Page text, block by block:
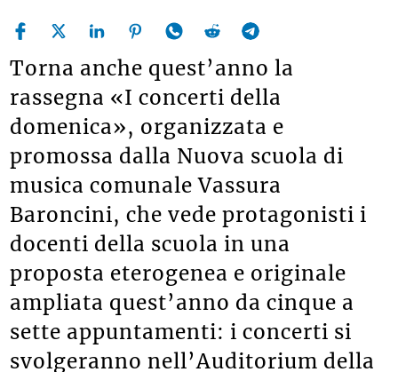
Torna anche quest’anno la
rassegna «I concerti della
domenica», organizzata e
promossa dalla Nuova scuola di
musica comunale Vassura
Baroncini, che vede protagonisti i
docenti della scuola in una
proposta eterogenea e originale
ampliata quest’anno da cinque a
sette appuntamenti: i concerti si
svolgeranno nell’Auditorium della